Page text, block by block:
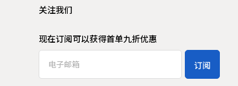
关注我们
现在订阅可以获得首单九折优惠
订阅